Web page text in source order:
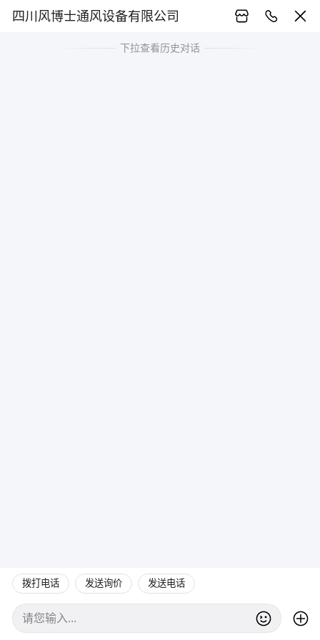
四川风博士通风设备有限公司
下拉查看历史对话
拨打电话 发送询价 发送电话